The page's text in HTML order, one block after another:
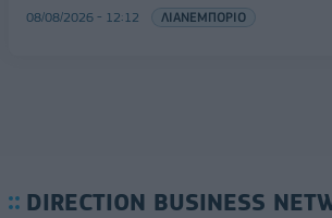
08/08/2026 - 12:12 ΛΙΑΝΕΜΠΟΡΙΟ
DIRECTION BUSINESS